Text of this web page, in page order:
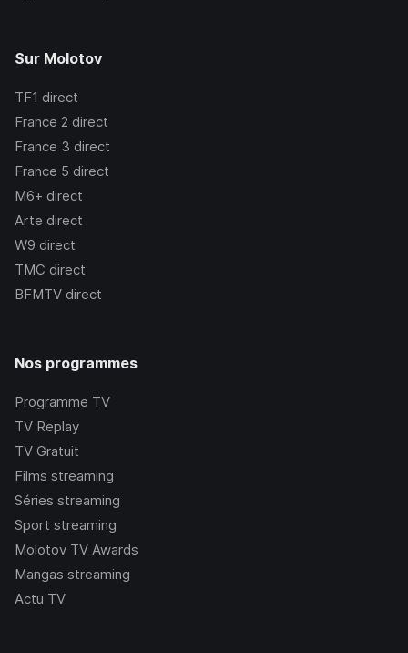
Sur Molotov
TF1 direct
France 2 direct
France 3 direct
France 5 direct
M6+ direct
Arte direct
W9 direct
TMC direct
BFMTV direct
Nos programmes
Programme TV
TV Replay
TV Gratuit
Films streaming
Séries streaming
Sport streaming
Molotov TV Awards
Mangas streaming
Actu TV